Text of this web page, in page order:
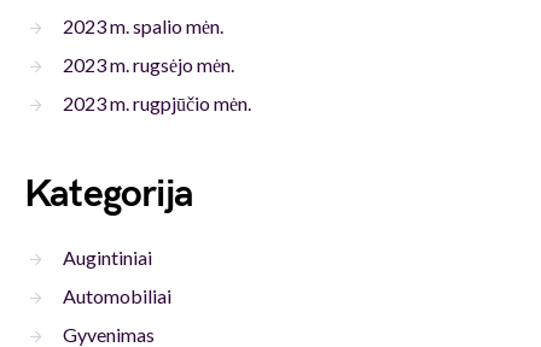
2023 m. spalio mėn.
2023 m. rugsėjo mėn.
2023 m. rugpjūčio mėn.
Kategorija
Augintiniai
Automobiliai
Gyvenimas